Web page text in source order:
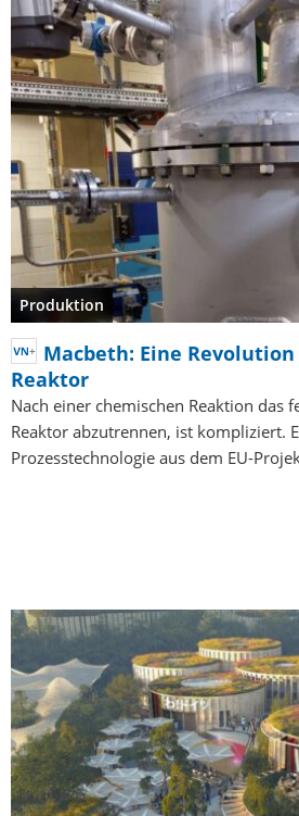
Produktion
Macbeth: Eine
Reaktor
Nach einer chemischen Reaktion das
Reaktor abzutrennen, ist kompliziert.
Prozesstechnologie aus dem EU-